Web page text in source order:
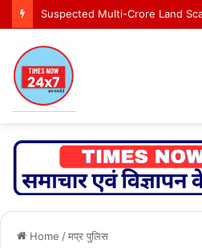
Home /मप्र पुलिस